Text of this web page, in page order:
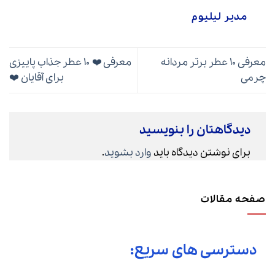
مدیر لیلیوم
معرفی ۱۰ عطر برتر مردانه
چرمی
معرفی ❤️ ۱۰ عطر جذاب پاییزی
برای آقایان ❤️
دیدگاهتان را بنویسید
برای نوشتن دیدگاه باید وارد بشوید.
صفحه مقالات
دسترسی های سریع: